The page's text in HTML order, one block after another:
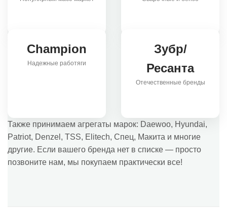
Champion
Надежные работяги
Зубр/
Ресанта
Отечественные бренды
Также принимаем агрегаты марок: Daewoo, Hyundai,
Patriot, Denzel, TSS, Elitech, Спец, Макита и многие
другие. Если вашего бренда нет в списке — просто
позвоните нам, мы покупаем практически все!